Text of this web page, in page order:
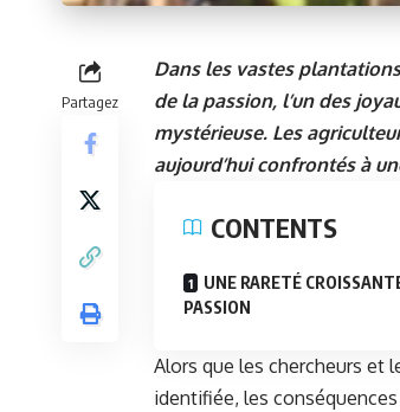
Partagez
Dans les vastes
de la passion, l’un des
mystérieuse. Les
aujourd’hui confrontés à
CONTENTS
UNE RARETÉ
PASSION
Alors que les chercheurs et
identifiée, les